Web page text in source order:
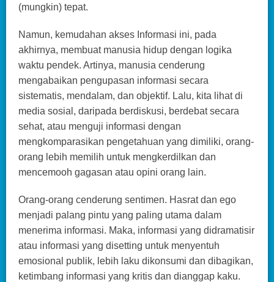
(mungkin) tepat.
Namun, kemudahan akses Informasi ini, pada
akhirnya, membuat manusia hidup dengan logika
waktu pendek. Artinya, manusia cenderung
mengabaikan pengupasan informasi secara
sistematis, mendalam, dan objektif. Lalu, kita lihat di
media sosial, daripada berdiskusi, berdebat secara
sehat, atau menguji informasi dengan
mengkomparasikan pengetahuan yang dimiliki, orang-
orang lebih memilih untuk mengkerdilkan dan
mencemooh gagasan atau opini orang lain.
Orang-orang cenderung sentimen. Hasrat dan ego
menjadi palang pintu yang paling utama dalam
menerima informasi. Maka, informasi yang didramatisir
atau informasi yang disetting untuk menyentuh
emosional publik, lebih laku dikonsumi dan dibagikan,
ketimbang informasi yang kritis dan dianggap kaku.